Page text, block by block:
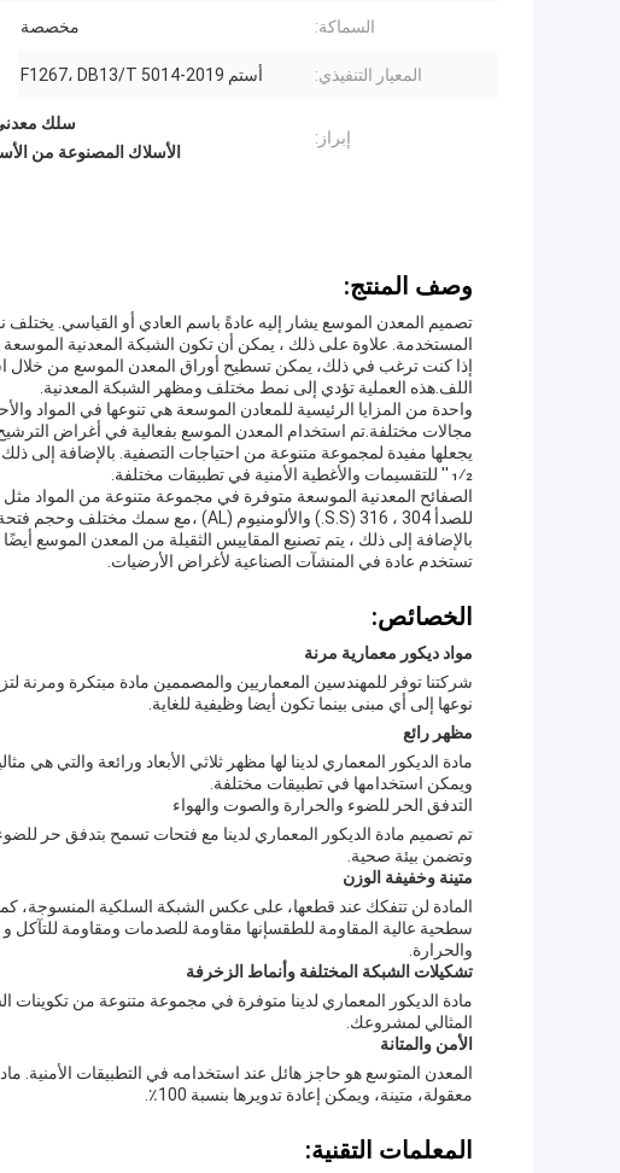
السماكة: مخصصة
المعيار التنفيذي: أستم F1267، DB13/T 5014-2019
إبراز:
سلك
الأسلاك المصنوعة من
وصف المنتج:
تصميم المعدن الموسع يشار إليه عادةً باسم العادي أو القياسي. يختلف
المستخدمة. علاوة على ذلك ، يمكن أن تكون الشبكة المعدنية
إذا كنت ترغب في ذلك، يمكن تسطيح أوراق المعدن الموسع من خلال
اللف.هذه العملية تؤدي إلى نمط مختلف ومظهر الشبكة المعدنية.
واحدة من المزايا الرئيسية للمعادن الموسعة هي تنوعها في المواد
مجالات مختلفة.تم استخدام المعدن الموسع بفعالية في أغراض
يجعلها مفيدة لمجموعة متنوعة من احتياجات التصفية. بالإضافة إلى
1⁄2 ′′ للتقسيمات والأغطية الأمنية في تطبيقات مختلفة.
للصدأ 304 ، 316 (S.S.) والألومنيوم (AL) ،مع سمك مختلف وحجم فتحة تتراوح من 0.5 ملم إلى 50 ملم
بالإضافة إلى ذلك ، يتم تصنيع المقاييس الثقيلة من المعدن الموسع
تستخدم عادة في المنشآت الصناعية لأغراض الأرضيات.
الخصائص:
مواد ديكور معمارية مرنة
شركتنا توفر للمهندسين المعماريين والمصممين مادة مبتكرة ومرنة
نوعها إلى أي مبنى بينما تكون أيضا وظيفية للغاية.
مظهر رائع
مادة الديكور المعماري لدينا لها مظهر ثلاثي الأبعاد ورائعة والتي هي
ويمكن استخدامها في تطبيقات مختلفة.
التدفق الحر للضوء والحرارة والصوت والهواء
تم تصميم مادة الديكور المعماري لدينا مع فتحات تسمح بتدفق حر
وتضمن بيئة صحية.
متينة وخفيفة الوزن
المادة لن تتفكك عند قطعها، على عكس الشبكة السلكية المنسوجة، كما
سطحية عالية المقاومة للطقسإنها مقاومة للصدمات ومقاومة للتآكل و
والحرارة.
تشكيلات الشبكة المختلفة وأنماط الزخرفة
مادة الديكور المعماري لدينا متوفرة في مجموعة متنوعة من تكوينات
المثالي لمشروعك.
الأمن والمتانة
المعدن المتوسع هو حاجز هائل عند استخدامه في التطبيقات الأمنية.
معقولة، متينة، ويمكن إعادة تدويرها بنسبة 100٪.
المعلمات التقنية: